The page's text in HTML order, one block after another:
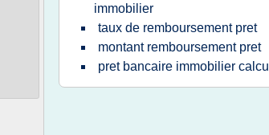
immobilier
taux de remboursement pret
montant remboursement pret
pret bancaire immobilier calcul